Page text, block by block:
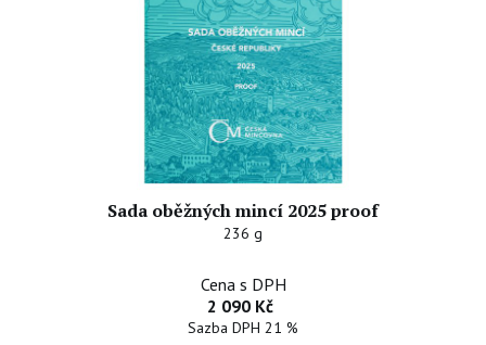
Sada oběžných mincí 2025 proof
236 g
Cena s DPH
2 090 Kč
Sazba DPH 21 %